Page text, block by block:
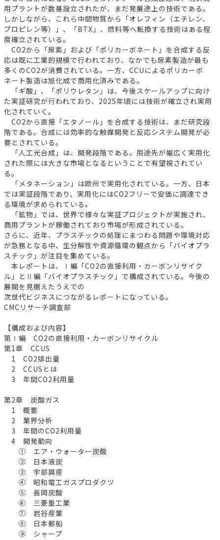
用プラントが数基設立されたが、まだ発展途上の技術である。
しかしながら、これら中間物質から「オレフィン（エチレン、
プロピレン等）」、「BTX」、燃料等へ転換する技術はある程
度確立されている。
CO2から「尿素」および「ポリカーボネート」を合成する反
応は既に工業的規模で行われており、なかでも尿素製造が最も
多くのCO2が消費されている。一方、CCUによるポリカーボ
ネート製造は旭化成で商用化済みである。
「ギ酸」、「ポリウレタン」は、今後スケールアップに向け
た実証研究が行われており、2025年頃には技術が確立され実用
化されていく。
CO2から直接「エタノール」を合成する技術は、まだ研究段
階である。合成には効率的な触媒開発と反応システム開発が必
要とされている。
「人工光合成」は、開発段階である。用途先が幅広く実用化
された際には大きな市場となるということで有望視されてい
る。
「メタネーション」は欧州で実用化されている。一方、日本
では実証段階であり、実用化にはCO2フリーで安価に調達でき
る環境が求められている。
「鉱物」では、世界で様々な実証プロジェクトが実施され、
商用プラントが稼働されており市場が形成されている。
さらに、近年、プラスチックの処理にまつわる問題や環境対応
が急務となる中、生分解性や資源循環の観点から「バイオプラ
スチック」が注目を集めている。
本レポートは、Ⅰ編「CO2の直接利用・カーボンリサイク
ル」とⅡ編「バイオプラスチック」で構成されている。今後の
展開を見据えたうえでの
次世代ビジネスにつながるレポートになっている。
CMCリサーチ調査部
【構成および内容】
第Ⅰ編 CO2の直接利用・カーボンリサイクル
第1章 CCUS
1 CO2排出量
2 CCUSとは
3 年間CO2利用量
第2章 炭酸ガス
1 概要
2 業界分析
3 年間のCO2利用量
4 開発動向
① エア・ウォーター炭酸
② 日本液炭
③ 宇部興産
④ 昭和電工ガスプロダクツ
⑤ 長岡炭酸
⑥ 三菱重工業
⑦ 岩谷産業
⑧ 日本郵船
⑨ シャープ